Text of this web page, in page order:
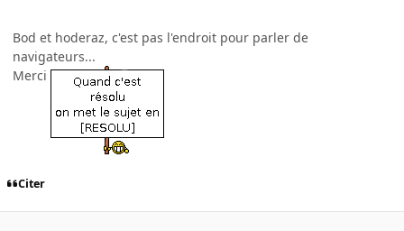
Bod et hoderaz, c'est pas l'endroit pour parler de
navigateurs...
Merci
Citer